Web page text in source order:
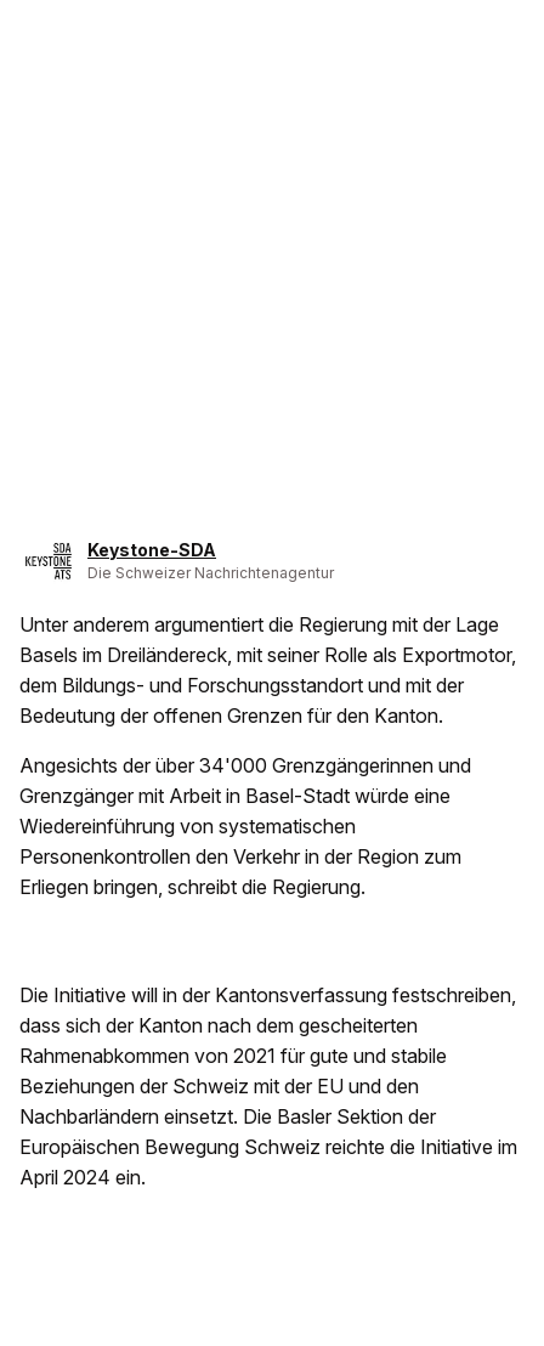
Keystone-SDA
Die Schweizer Nachrichtenagentur
Unter anderem argumentiert die Regierung mit der Lage
Basels im Dreiländereck, mit seiner Rolle als Exportmotor,
dem Bildungs- und Forschungsstandort und mit der
Bedeutung der offenen Grenzen für den Kanton.
Angesichts der über 34'000 Grenzgängerinnen und
Grenzgänger mit Arbeit in Basel-Stadt würde eine
Wiedereinführung von systematischen
Personenkontrollen den Verkehr in der Region zum
Erliegen bringen, schreibt die Regierung.
Die Initiative will in der Kantonsverfassung festschreiben,
dass sich der Kanton nach dem gescheiterten
Rahmenabkommen von 2021 für gute und stabile
Beziehungen der Schweiz mit der EU und den
Nachbarländern einsetzt. Die Basler Sektion der
Europäischen Bewegung Schweiz reichte die Initiative im
April 2024 ein.